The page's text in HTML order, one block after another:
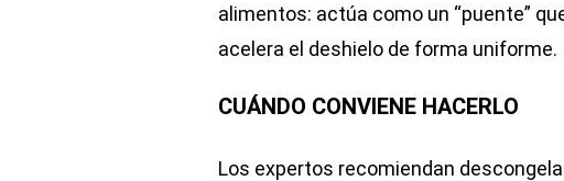
alimentos: actúa como un “puente”
acelera el deshielo de forma uniforme.
CUÁNDO CONVIENE HACERLO
Los expertos recomiendan